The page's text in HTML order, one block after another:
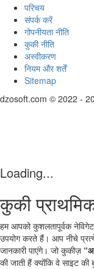
परिचय
संपर्क करें
गोपनीयता नीति
कुकी नीति
अस्वीकरण
नियम और शर्तें
Sitemap
dzosoft.com © 2022 -
Loading...
कुकी
हम आपको कुशलतापूर्वक
उपयोग करते हैं। आप नीचे
जानकारी पाएंगे। जो कुकीज़
की जाती हैं क्योंकि वे साइट